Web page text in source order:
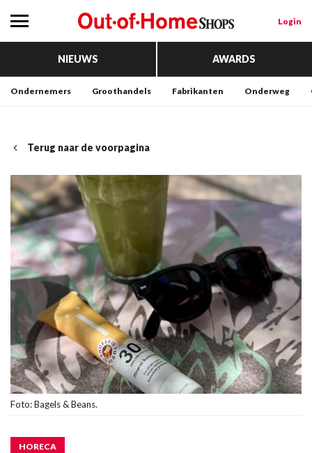
Login
NIEUWS AWARDS
Ondernemers Groothandels Fabrikanten Onderweg
Terug naar de voorpagina
Foto: Bagels & Beans.
HORECA